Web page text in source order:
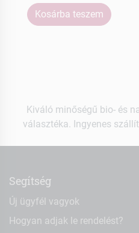
Kosárba teszem
Kiváló minőségű bio- és
választéka. Ingyenes
Segítség
Új ügyfél vagyok
Hogyan adjak le rendelést?